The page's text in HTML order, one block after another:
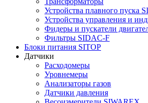
Устройства плавного пуска
Устройства управления и
Фидеры и пускатели
Фильтры SIDAC-F
Блоки питания SITOP
Датчики
Расходомеры
Уровнемеры
Анализаторы газов
Датчики давления